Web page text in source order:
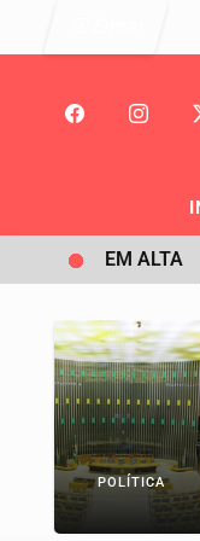
HISTÓRICO:EM ALTA
POLÍTICA